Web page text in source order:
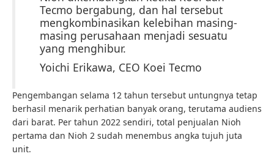
Tecmo bergabung, dan hal tersebut
mengkombinasikan kelebihan masing-
masing perusahaan menjadi sesuatu
yang menghibur.
Yoichi Erikawa, CEO Koei Tecmo
Pengembangan selama 12 tahun tersebut untungnya tetap
berhasil menarik perhatian banyak orang, terutama audiens
dari barat. Per tahun 2022 sendiri, total penjualan Nioh
pertama dan Nioh 2 sudah menembus angka tujuh juta
unit.